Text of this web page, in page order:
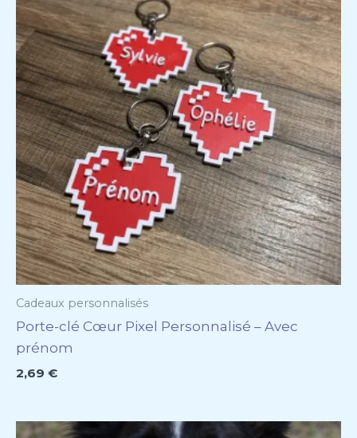
Cadeaux personnalisés
Porte-clé Cœur Pixel Personnalisé – Avec
prénom
2,69 €